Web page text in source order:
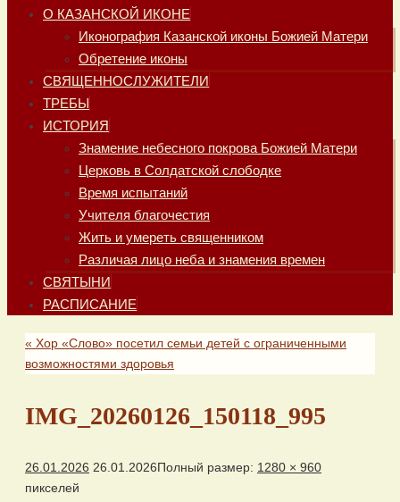
О КАЗАНСКОЙ ИКОНЕ
Иконография Казанской иконы Божией Матери
Обретение иконы
СВЯЩЕННОСЛУЖИТЕЛИ
ТРЕБЫ
ИСТОРИЯ
Знамение небесного покрова Божией Матери
Церковь в Солдатской слободке
Время испытаний
Учителя благочестия
Жить и умереть священником
Различая лицо неба и знамения времен
СВЯТЫНИ
РАСПИСАНИЕ
« Хор «Слово» посетил семьи детей с ограниченными
возможностями здоровья
IMG_20260126_150118_995
26.01.2026 26.01.2026Полный размер: 1280 × 960
пикселей